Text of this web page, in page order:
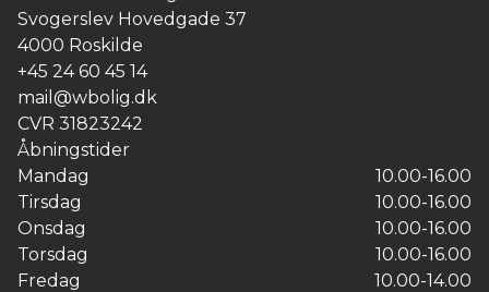
Svogerslev Hovedgade 37
4000 Roskilde
+45 24 60 45 14
mail@wbolig.dk
CVR 31823242
Åbningstider
Mandag
10.00-16.00
Tirsdag
10.00-16.00
Onsdag
10.00-16.00
Torsdag
10.00-16.00
Fredag
10.00-14.00